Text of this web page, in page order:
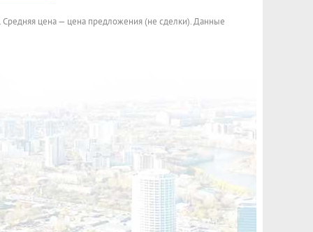
цена — цена предложения (не сделки). Данные